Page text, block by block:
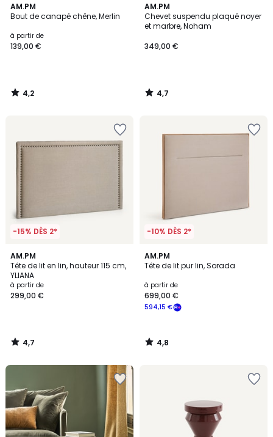
AM.PM
Bout de canapé chêne, Merlin
à partir de
139,00 €
4,2
/ 5
4,2
/
AM.PM
Chevet suspendu plaqué noyer
et marbre, Noham
349,00 €
4,7
/ 5
4,7
/
-15% DÈS 2*
AM.PM
Tête de lit en lin, hauteur 115 cm,
YLIANA
à partir de
299,00 €
4,7
/ 5
4,7
/
-10% DÈS 2*
AM.PM
Tête de lit pur lin, Sorada
à partir de
594,15 €
699,00 €
4,8
/ 5
4,8
/